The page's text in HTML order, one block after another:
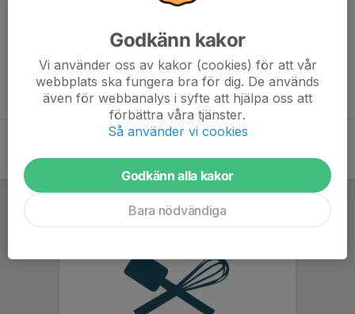
Inget referat skrivet
Godkänn kakor
Vi använder oss av kakor (cookies) för att vår
webbplats ska fungera bra för dig. De används
även för webbanalys i syfte att hjälpa oss att
förbättra våra tjänster.
Så använder vi cookies
Godkänn alla kakor
Bara nödvändiga